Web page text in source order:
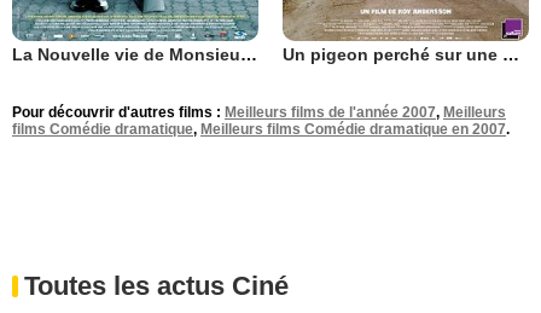
La Nouvelle vie de Monsieur Horten Un pigeon perché sur une branche philosophait sur l’existence
Pour découvrir d'autres films : Meilleurs films de l'année 2007, Meilleurs
films Comédie dramatique, Meilleurs films Comédie dramatique en 2007.
Toutes les actus Ciné